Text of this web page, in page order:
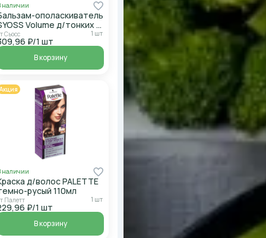
наличии
ополаскиватель
Volume д/тонких и
450мл
Сьосс 1 шт
₽/1 шт
В корзину
Акция
наличии
д/волос PALETTE
русый 110мл
Палетт 1 шт
₽/1 шт
В корзину